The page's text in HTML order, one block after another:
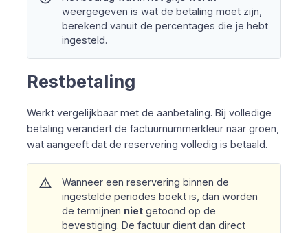
weergegeven is wat de betaling moet zijn,
berekend vanuit de percentages die je hebt
ingesteld.
Restbetaling
Werkt vergelijkbaar met de aanbetaling. Bij volledige
betaling verandert de factuurnummerkleur naar groen,
wat aangeeft dat de reservering volledig is betaald.
warning
Wanneer een reservering binnen de
ingestelde periodes boekt is, dan worden
de termijnen nietgetoond op de
bevestiging. De factuur dient dan direct